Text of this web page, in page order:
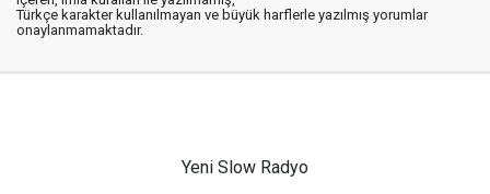
Türkçe karakter kullanılmayan ve büyük harflerle yazılmış yorumlar
onaylanmamaktadır.
Yeni Slow Radyo